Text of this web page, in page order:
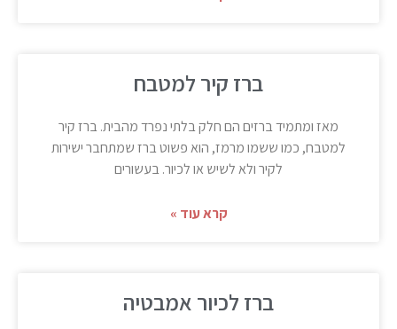
ברז קיר למטבח
מאז ומתמיד ברזים הם חלק בלתי נפרד מהבית. ברז קיר
למטבח, כמו ששמו מרמז, הוא פשוט ברז שמתחבר ישירות
לקיר ולא לשיש או לכיור. בעשורים
קרא עוד »
ברז לכיור אמבטיה